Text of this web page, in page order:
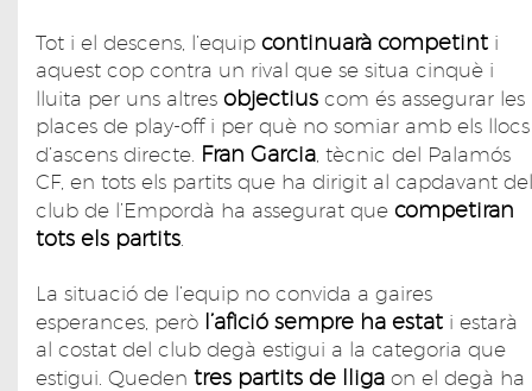
Tot i el descens, l’equip continuarà competint i
aquest cop contra un rival que se situa cinquè i
lluita per uns altres objectius com és assegurar les
places de play-off i per què no somiar amb els llocs
d’ascens directe. Fran Garcia , tècnic del Palamós
CF, en tots els partits que ha dirigit al capdavant del
club de l’Empordà ha assegurat que competiran
tots els partits
La situació de l’equip no convida a gaires
esperances, però l’afició sempre ha estat i estarà
al costat del club degà estigui a la categoria que
estigui. Queden tres partits de lliga on el degà ha